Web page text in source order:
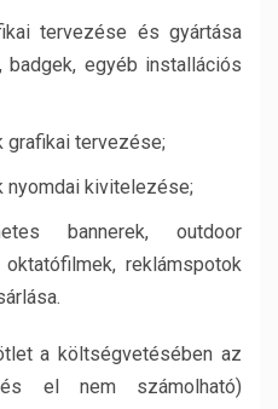
tervezése és gyártása
badgek, egyéb installációs
grafikai tervezése;
nyomdai kivitelezése;
bannerek, outdoor
reklámspotok
a költségvetésében az
el nem számolható)